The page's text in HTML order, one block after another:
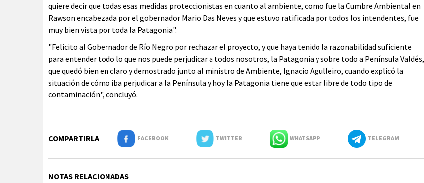
quiere decir que todas esas medidas proteccionistas en cuanto al ambiente, como fue la Cumbre Ambiental en
Rawson encabezada por el gobernador Mario Das Neves y que estuvo ratificada por todos los intendentes, fue
muy bien vista por toda la Patagonia".
"Felicito al Gobernador de Río Negro por rechazar el proyecto, y que haya tenido la razonabilidad suficiente
para entender todo lo que nos puede perjudicar a todos nosotros, la Patagonia y sobre todo a Península Valdés,
que quedó bien en claro y demostrado junto al ministro de Ambiente, Ignacio Agulleiro, cuando explicó la
situación de cómo iba perjudicar a la Península y hoy la Patagonia tiene que estar libre de todo tipo de
contaminación", concluyó.
COMPARTIRLA FACEBOOK TWITTER WHATSAPP TELEGRAM
NOTAS RELACIONADAS